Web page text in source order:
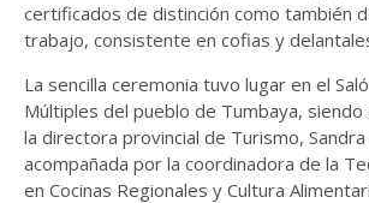
certificados de distinción como también
trabajo, consistente en cofias y
La sencilla ceremonia tuvo lugar en el
Múltiples del pueblo de Tumbaya,
la directora provincial de Turismo, Sandra
acompañada por la coordinadora de la
en Cocinas Regionales y Cultura